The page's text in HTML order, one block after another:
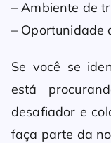
– Ambiente de
– Oportunidade
Se você se
está
desafiador e
faça parte da